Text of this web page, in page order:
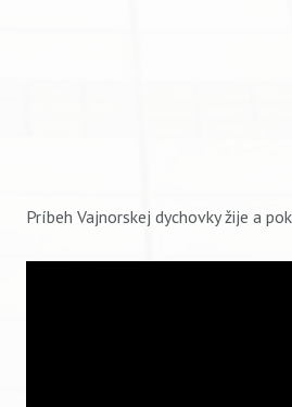
Príbeh Vajnorskej dychovky žije a